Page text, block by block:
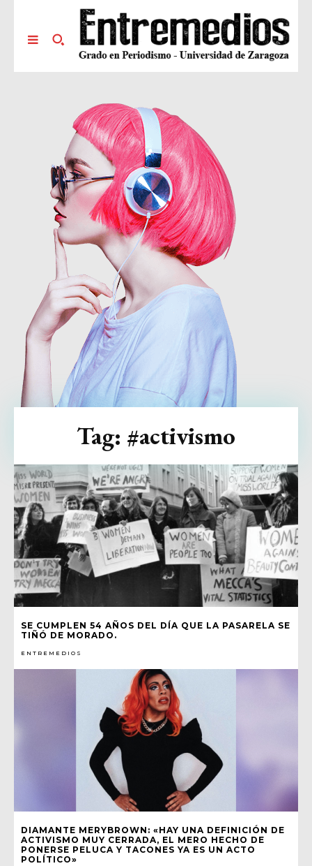
SE CUMPLEN 54 AÑOS DEL DÍA QUE LA PASARELA SE
TIÑÓ DE MORADO.
ENTREMEDIOS
DIAMANTE MERYBROWN: «HAY UNA DEFINICIÓN DE
ACTIVISMO MUY CERRADA, EL MERO HECHO DE
PONERSE PELUCA Y TACONES YA ES UN ACTO
POLÍTICO»
Tag: #activismo